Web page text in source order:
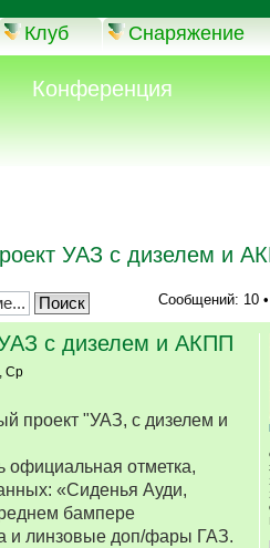
Клуб Снаряжение
Конференция
УАЗ с дизелем и
Сообщений: 10
с дизелем и АКПП
Ср
проект "УАЗ, с дизелем и
отметка,
«Сиденья Ауди,
бампере
и линзовые доп/фары ГАЗ.